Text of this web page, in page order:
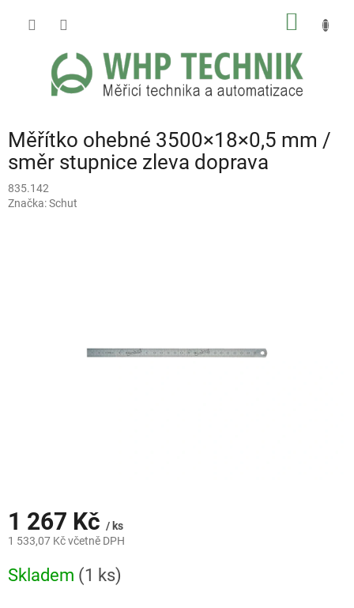
Měřítko ohebné 3500×18×0,5 mm /
směr stupnice zleva doprava
835.142
Značka:Schut
1 267 Kč / ks
1 533,07 Kč včetně DPH
cena:
Skladem (1 ks)